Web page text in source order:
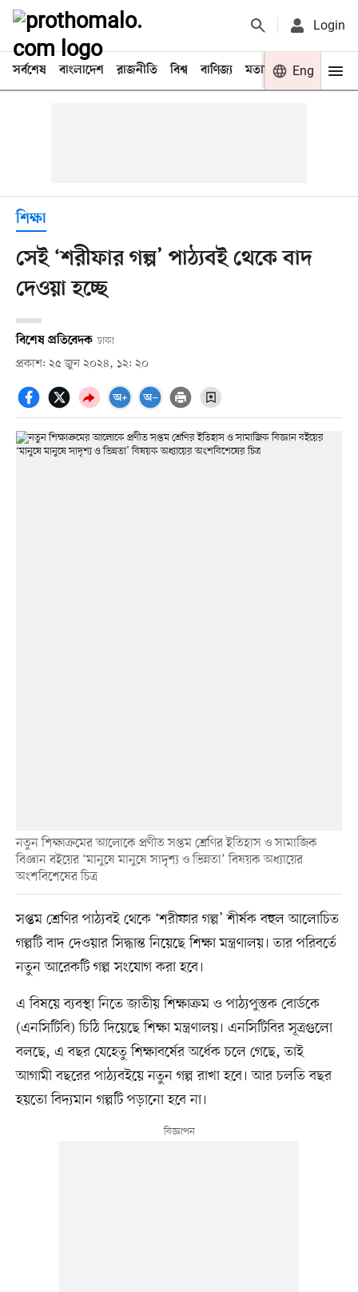
Login
সর্বশেষ বাংলাদেশ রাজনীতি বিশ্ব বাণিজ্য মতামত খেলা
Eng
শিক্ষা
সেই ‘শরীফার গল্প’ পাঠ্যবই থেকে বাদ
দেওয়া হচ্ছে
বিশেষ প্রতিবেদক ঢাকা
প্রকাশ: ২৫ জুন ২০২৪, ১২: ২০
নতুন শিক্ষাক্রমের আলোকে প্রণীত সপ্তম শ্রেণির ইতিহাস ও সামাজিক
বিজ্ঞান বইয়ের ‘মানুষে মানুষে সাদৃশ্য ও ভিন্নতা’ বিষয়ক অধ্যায়ের
অংশবিশেষের চিত্র
সপ্তম শ্রেণির পাঠ্যবই থেকে ‘শরীফার গল্প’ শীর্ষক বহুল আলোচিত
গল্পটি বাদ দেওয়ার সিদ্ধান্ত নিয়েছে শিক্ষা মন্ত্রণালয়। তার পরিবর্তে
নতুন আরেকটি গল্প সংযোগ করা হবে।
এ বিষয়ে ব্যবস্থা নিতে জাতীয় শিক্ষাক্রম ও পাঠ্যপুস্তক বোর্ডকে
(এনসিটিবি) চিঠি দিয়েছে শিক্ষা মন্ত্রণালয়। এনসিটিবির সূত্রগুলো
বলছে, এ বছর যেহেতু শিক্ষাবর্ষের অর্ধেক চলে গেছে, তাই
আগামী বছরের পাঠ্যবইয়ে নতুন গল্প রাখা হবে। আর চলতি বছর
হয়তো বিদ্যমান গল্পটি পড়ানো হবে না।